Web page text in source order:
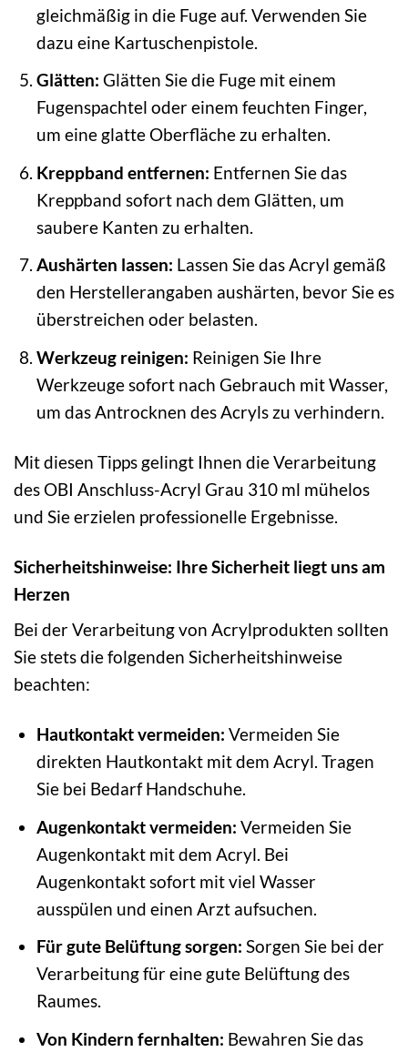
gleichmäßig in die Fuge auf. Verwenden Sie
dazu eine Kartuschenpistole.
Glätten: Glätten Sie die Fuge mit einem
Fugenspachtel oder einem feuchten Finger,
um eine glatte Oberfläche zu erhalten.
Kreppband entfernen: Entfernen Sie das
Kreppband sofort nach dem Glätten, um
saubere Kanten zu erhalten.
Aushärten lassen: Lassen Sie das Acryl gemäß
den Herstellerangaben aushärten, bevor Sie es
überstreichen oder belasten.
Werkzeug reinigen: Reinigen Sie Ihre
Werkzeuge sofort nach Gebrauch mit Wasser,
um das Antrocknen des Acryls zu verhindern.
Mit diesen Tipps gelingt Ihnen die Verarbeitung
des OBI Anschluss-Acryl Grau 310 ml mühelos
und Sie erzielen professionelle Ergebnisse.
Sicherheitshinweise: Ihre Sicherheit liegt uns am
Herzen
Bei der Verarbeitung von Acrylprodukten sollten
Sie stets die folgenden Sicherheitshinweise
beachten:
Hautkontakt vermeiden: Vermeiden Sie
direkten Hautkontakt mit dem Acryl. Tragen
Sie bei Bedarf Handschuhe.
Augenkontakt vermeiden: Vermeiden Sie
Augenkontakt mit dem Acryl. Bei
Augenkontakt sofort mit viel Wasser
ausspülen und einen Arzt aufsuchen.
Für gute Belüftung sorgen: Sorgen Sie bei der
Verarbeitung für eine gute Belüftung des
Raumes.
Von Kindern fernhalten: Bewahren Sie das